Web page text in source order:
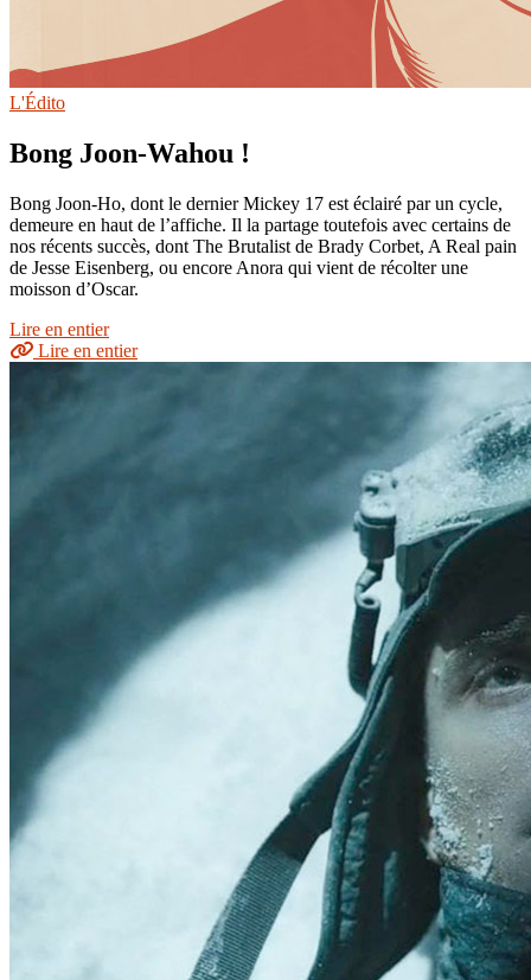
L'Édito
Bong Joon-Wahou !
Bong Joon-Ho, dont le dernier Mickey 17 est éclairé par un cycle,
demeure en haut de l’affiche. Il la partage toutefois avec certains de
nos récents succès, dont The Brutalist de Brady Corbet, A Real pain
de Jesse Eisenberg, ou encore Anora qui vient de récolter une
moisson d’Oscar.
Lire en entier
Lire en entier